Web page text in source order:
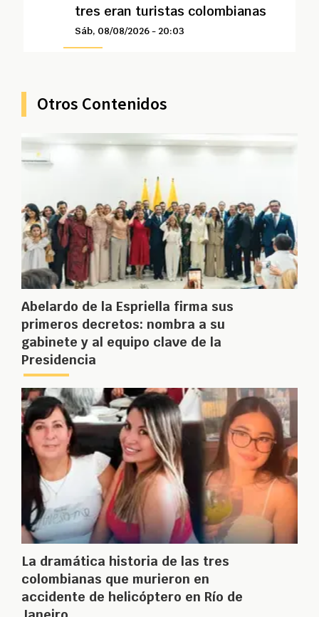
tres eran turistas colombianas
Sáb, 08/08/2026 - 20:03
Otros Contenidos
Abelardo de la Espriella firma sus
primeros decretos: nombra a su
gabinete y al equipo clave de la
Presidencia
La dramática historia de las tres
colombianas que murieron en
accidente de helicóptero en Río de